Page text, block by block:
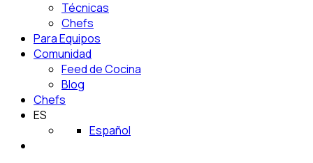
Técnicas
Chefs
Para Equipos
Comunidad
Feed de Cocina
Blog
Chefs
ES
Español